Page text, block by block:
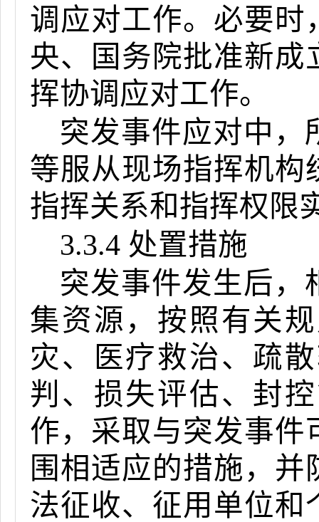
调应对工作。必要时
央、国务院批准新成
挥协调应对工作。
突发事件应对中，
等服从现场指挥机构
指挥关系和指挥权限
3.3.4 处置措施
突发事件发生后，
集资源，按照有关
灾、医疗救治、疏
判、损失评估、封
作，采取与突发事件
围相适应的措施，
法征收、征用单位和